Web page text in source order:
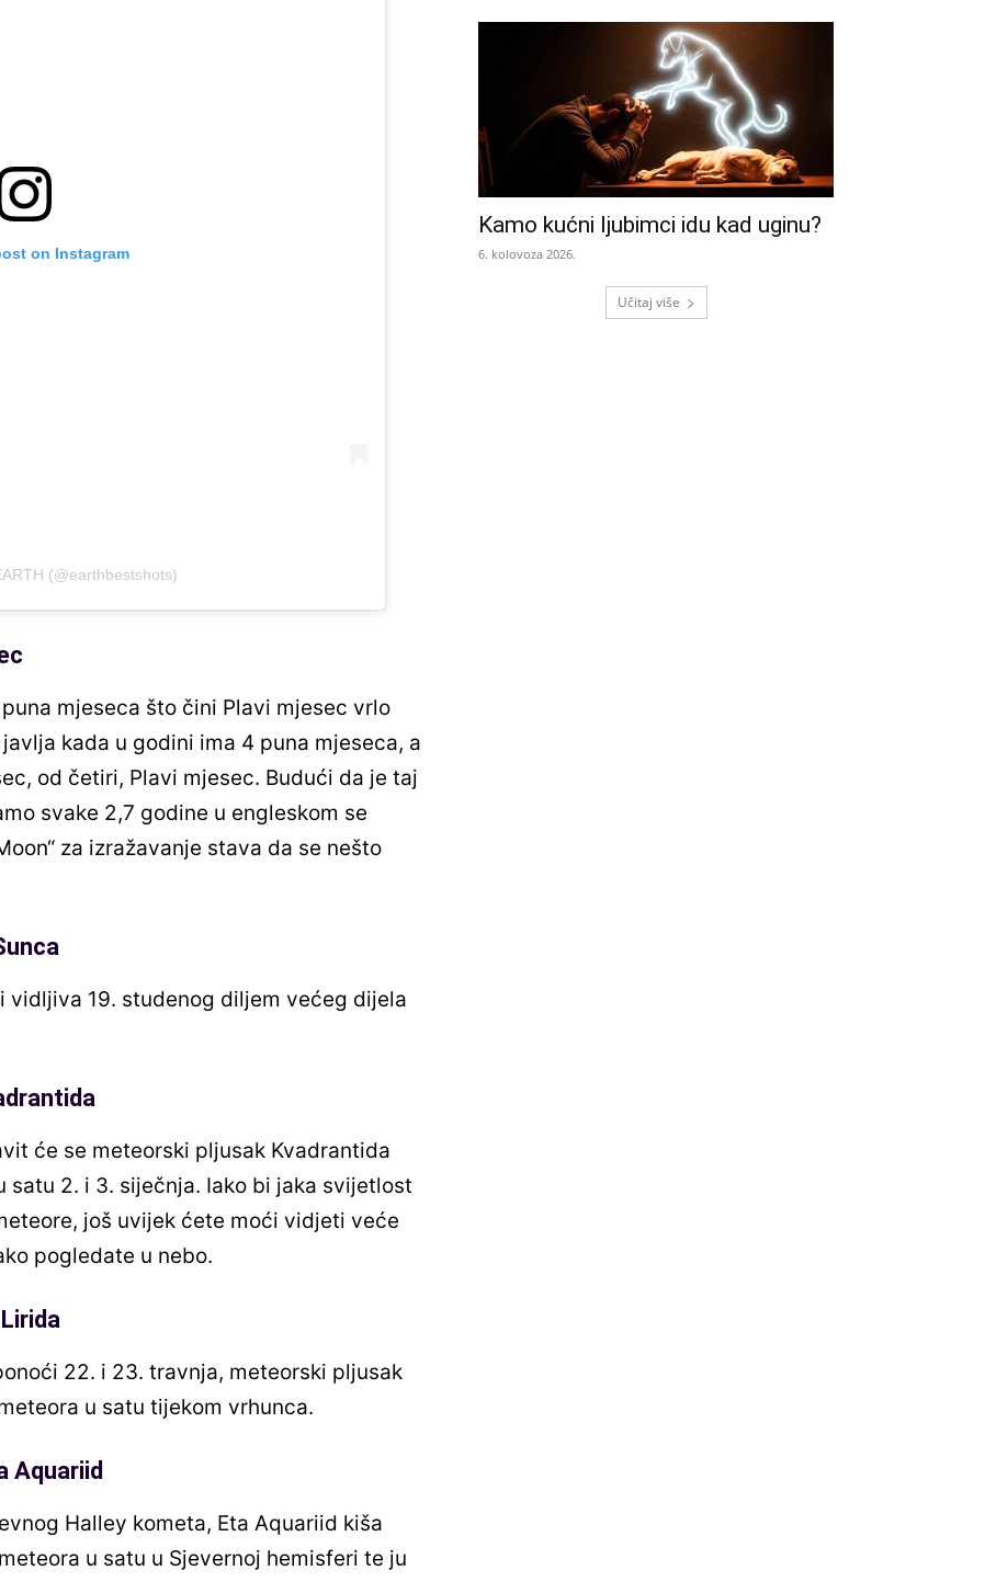
on Instagram
(@earthbestshots)
mjeseca što čini Plavi mjesec vrlo
kada u godini ima 4 puna mjeseca, a
od četiri, Plavi mjesec. Budući da je taj
svake 2,7 godine u engleskom se
za izražavanje stava da se nešto
vidljiva 19. studenog diljem većeg dijela
će se meteorski pljusak Kvadrantida
2. i 3. siječnja. Iako bi jaka svijetlost
još uvijek ćete moći vidjeti veće
pogledate u nebo.
22. i 23. travnja, meteorski pljusak
u satu tijekom vrhunca.
Aquariid
Halley kometa, Eta Aquariid kiša
u satu u Sjevernoj hemisferi te ju
Kamo kućni ljubimci idu kad uginu?
6. kolovoza 2026.
Učitaj više